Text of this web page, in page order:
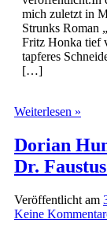
mich zuletzt in
Strunks Roman
Fritz Honka tief
tapferes
[…]
Weiterlesen »
Dorian
Dr.
Veröffentlicht am
Keine